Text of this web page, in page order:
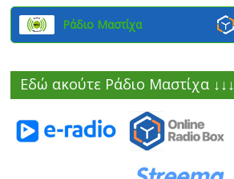
Ράδιο Μαστίχα
Εδώ ακούτε Ράδιο Μαστίχα ↓↓↓